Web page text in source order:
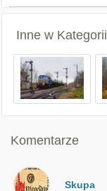
Inne w Kategorii
Komentarze
Skupa